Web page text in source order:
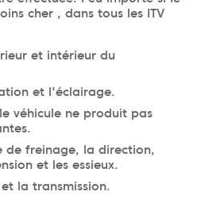
cher , dans tous les ITV
et intérieur du
et l'éclairage.
véhicule ne produit pas
de freinage, la direction,
et les essieux.
la transmission.